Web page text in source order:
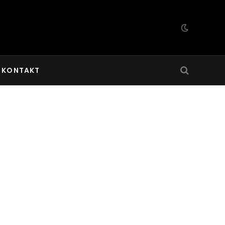
KONTAKT